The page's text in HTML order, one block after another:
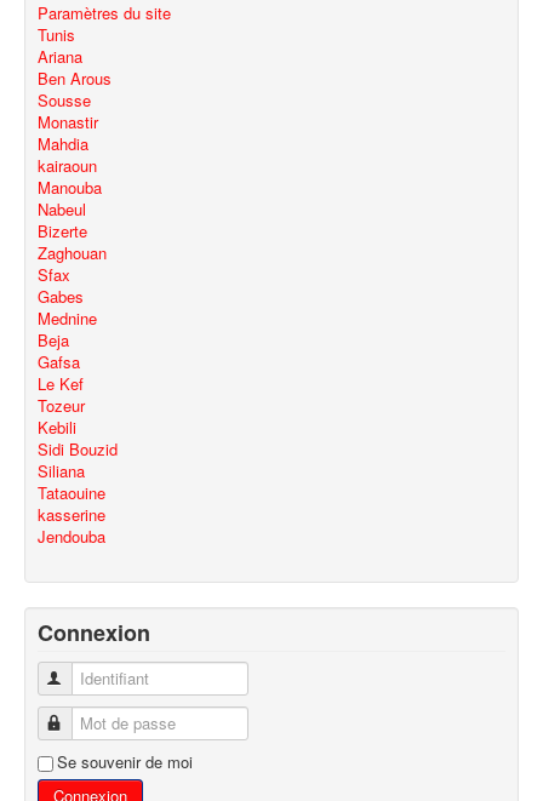
Paramètres du site
Tunis
Ariana
Ben Arous
Sousse
Monastir
Mahdia
kairaoun
Manouba
Nabeul
Bizerte
Zaghouan
Sfax
Gabes
Mednine
Beja
Gafsa
Le Kef
Tozeur
Kebili
Sidi Bouzid
Siliana
Tataouine
kasserine
Jendouba
Connexion
Identifiant
Mot de passe
Se souvenir de moi
Connexion